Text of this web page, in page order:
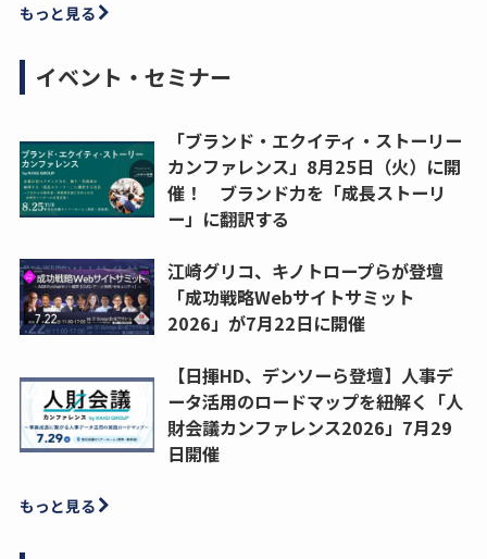
もっと見る
イベント・セミナー
「ブランド・エクイティ・ストーリー
カンファレンス」8月25日（火）に開
催！ ブランド力を「成長ストーリ
ー」に翻訳する
江崎グリコ、キノトロープらが登壇
「成功戦略Webサイトサミット
2026」が7月22日に開催
【日揮HD、デンソーら登壇】人事デ
ータ活用のロードマップを紐解く「人
財会議カンファレンス2026」7月29
日開催
もっと見る